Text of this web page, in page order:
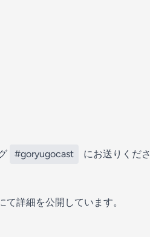
#goryugocast
にお送りくだ
詳細を公開しています。